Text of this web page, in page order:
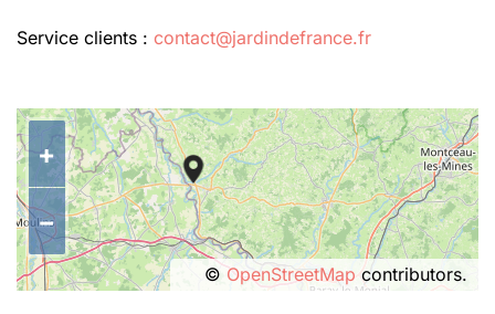
Service clients : contact@jardindefrance.fr
+
−
© OpenStreetMapcontributors.